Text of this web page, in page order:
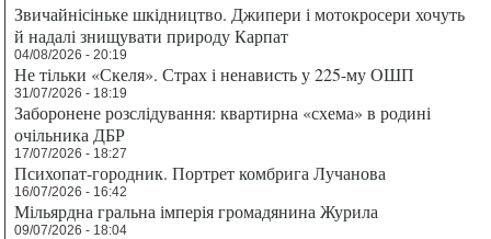
Звичайнісіньке шкідництво. Джипери і мотокросери хочуть
й надалі знищувати природу Карпат
04/08/2026 - 20:19
Не тільки «Скеля». Страх і ненависть у 225-му ОШП
31/07/2026 - 18:19
Заборонене розслідування: квартирна «схема» в родині
очільника ДБР
17/07/2026 - 18:27
Психопат-городник. Портрет комбрига Лучанова
16/07/2026 - 16:42
Мільярдна гральна імперія громадянина Журила
09/07/2026 - 18:04